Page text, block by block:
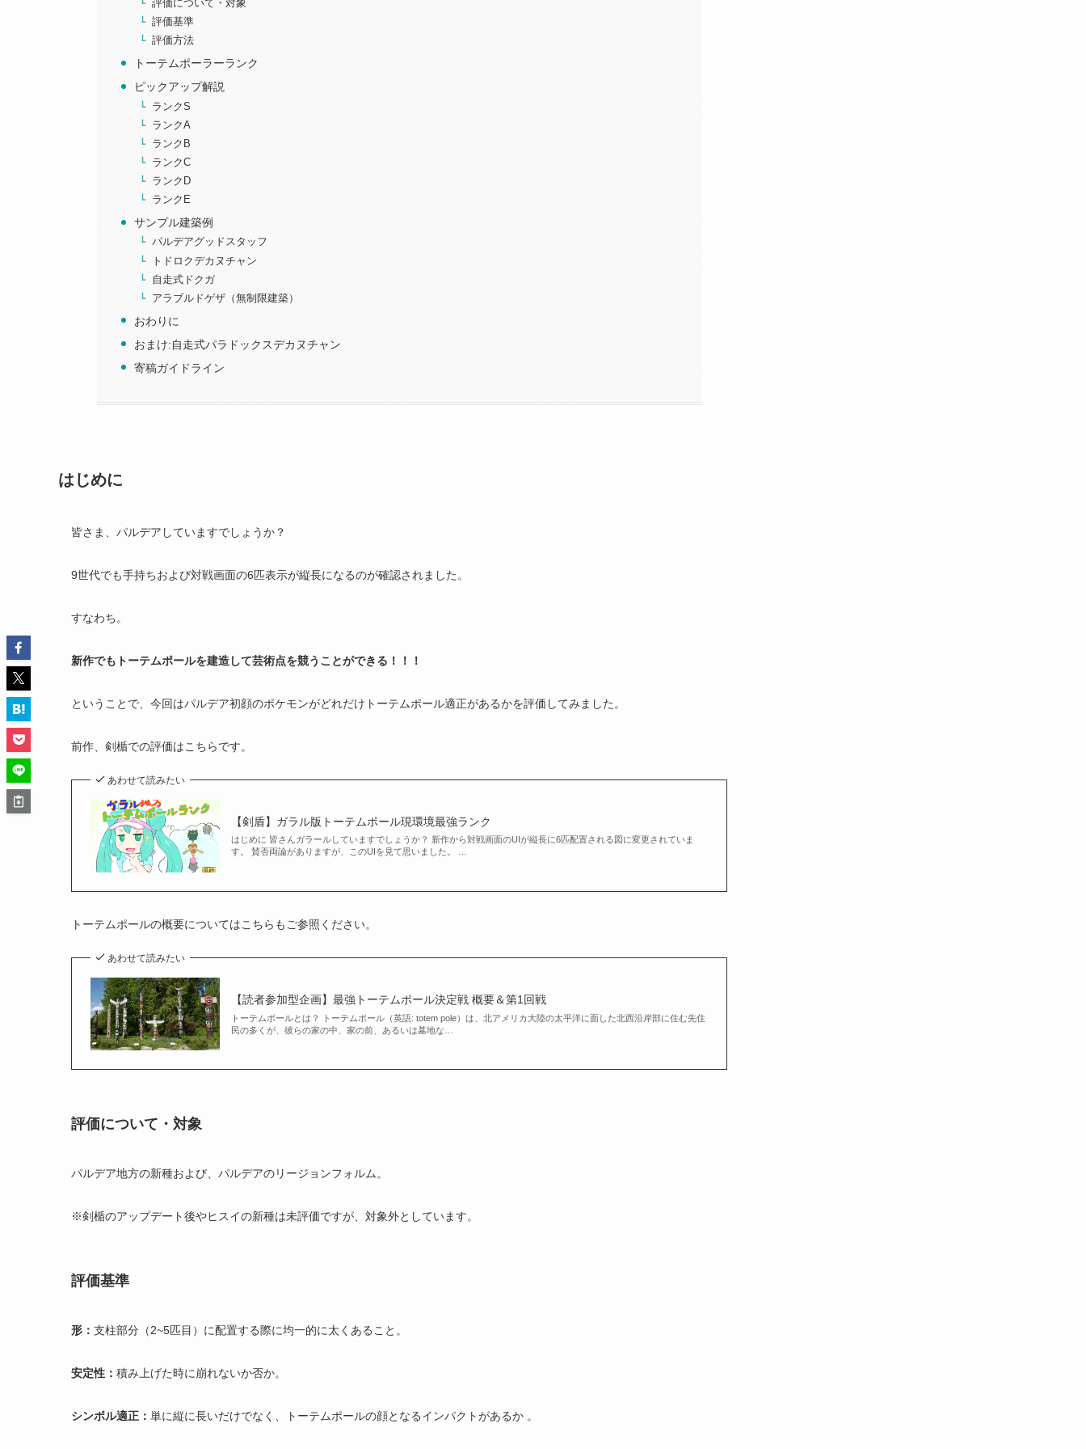
評価について・対象
評価基準
評価方法
トーテムポーラーランク
ピックアップ解説
ランクS
ランクA
ランクB
ランクC
ランクD
ランクE
サンプル建築例
パルデアグッドスタッフ
トドロクデカヌチャン
自走式ドクガ
アラブルドゲザ（無制限建築）
おわりに
おまけ:自走式パラドックスデカヌチャン
寄稿ガイドライン
はじめに
皆さま、パルデアしていますでしょうか？
9世代でも手持ちおよび対戦画面の6匹表示が縦長になるのが確認されました。
すなわち。
新作でもトーテムポールを建造して芸術点を競うことができる！！！
ということで、今回はパルデア初顔のポケモンがどれだけトーテムポール適正があるかを評価してみました。
前作、剣楯での評価はこちらです。
あわせて読みたい
【剣盾】ガラル版トーテムポール現環境最強ランク
はじめに 皆さんガラールしていますでしょうか？ 新作から対戦画面のUIが縦長に6匹配置される図に変更されていま
す。 賛否両論がありますが、このUIを見て思いました。 …
トーテムポールの概要についてはこちらもご参照ください。
あわせて読みたい
【読者参加型企画】最強トーテムポール決定戦 概要＆第1回戦
トーテムポールとは？ トーテムポール（英語: totem pole）は、北アメリカ大陸の太平洋に面した北西沿岸部に住む先住
民の多くが、彼らの家の中、家の前、あるいは墓地な…
評価について・対象
パルデア地方の新種および、パルデアのリージョンフォルム。
※剣楯のアップデート後やヒスイの新種は未評価ですが、対象外としています。
評価基準
形： 支柱部分（2~5匹目）に配置する際に均一的に太くあること。
安定性： 積み上げた時に崩れないか否か。
シンボル適正： 単に縦に長いだけでなく、トーテムポールの顔となるインパクトがあるか 。